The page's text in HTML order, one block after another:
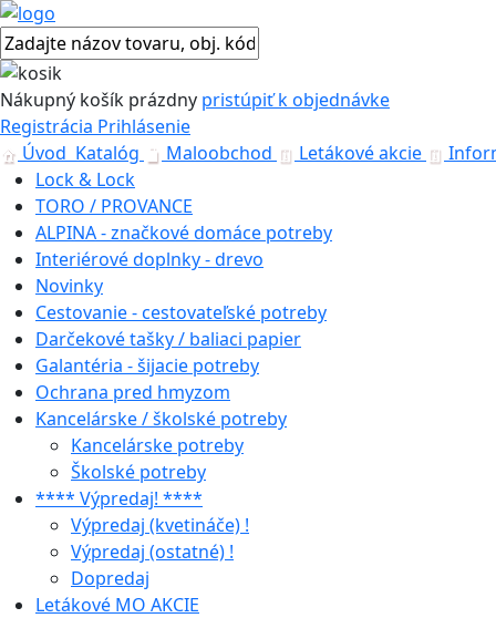
Nákupný košík prázdny pristúpiť k objednávke
Registrácia Prihlásenie
Úvod Katalóg Maloobchod Letákové akcie
Lock & Lock
TORO / PROVANCE
ALPINA - značkové domáce potreby
Interiérové doplnky - drevo
Novinky
Cestovanie - cestovateľské potreby
Darčekové tašky / baliaci papier
Galantéria - šijacie potreby
Ochrana pred hmyzom
Kancelárske / školské potreby
Kancelárske potreby
Školské potreby
**** Výpredaj! ****
Výpredaj (kvetináče) !
Výpredaj (ostatné) !
Dopredaj
Letákové MO AKCIE